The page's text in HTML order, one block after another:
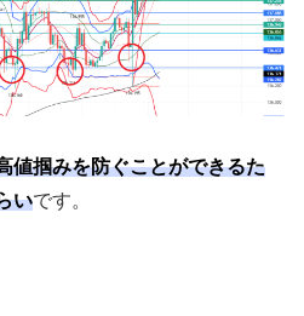
値掴みを防ぐことができるた
いです。